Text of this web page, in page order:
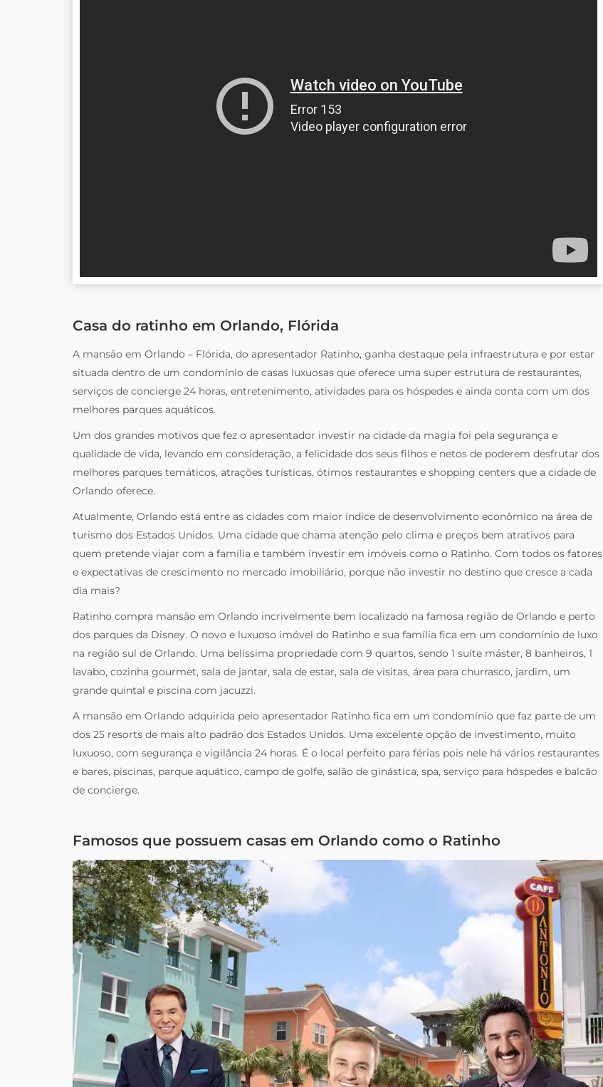
Casa do ratinho em Orlando, Flórida
A mansão em Orlando – Flórida, do apresentador Ratinho, ganha destaque pela infraestrutura e por estar
situada dentro de um condomínio de casas luxuosas que oferece uma super estrutura de restaurantes,
serviços de concierge 24 horas, entretenimento, atividades para os hóspedes e ainda conta com um dos
melhores parques aquáticos.
Um dos grandes motivos que fez o apresentador investir na cidade da magia foi pela segurança e
qualidade de vida, levando em consideração, a felicidade dos seus filhos e netos de poderem desfrutar dos
melhores parques temáticos, atrações turísticas, ótimos restaurantes e shopping centers que a cidade de
Orlando oferece.
Atualmente, Orlando está entre as cidades com maior índice de desenvolvimento econômico na área de
turismo dos Estados Unidos. Uma cidade que chama atenção pelo clima e preços bem atrativos para
quem pretende viajar com a família e também investir em imóveis como o Ratinho. Com todos os fatores
e expectativas de crescimento no mercado imobiliário, porque não investir no destino que cresce a cada
dia mais?
Ratinho compra mansão em Orlando incrivelmente bem localizado na famosa região de Orlando e perto
dos parques da Disney. O novo e luxuoso imóvel do Ratinho e sua família fica em um condomínio de luxo
na região sul de Orlando. Uma belíssima propriedade com 9 quartos, sendo 1 suíte máster, 8 banheiros, 1
lavabo, cozinha gourmet, sala de jantar, sala de estar, sala de visitas, área para churrasco, jardim, um
grande quintal e piscina com jacuzzi.
A mansão em Orlando adquirida pelo apresentador Ratinho fica em um condomínio que faz parte de um
dos 25 resorts de mais alto padrão dos Estados Unidos. Uma excelente opção de investimento, muito
luxuoso, com segurança e vigilância 24 horas. É o local perfeito para férias pois nele há vários restaurantes
e bares, piscinas, parque aquático, campo de golfe, salão de ginástica, spa, serviço para hóspedes e balcão
de concierge.
Famosos que possuem casas em Orlando como o Ratinho